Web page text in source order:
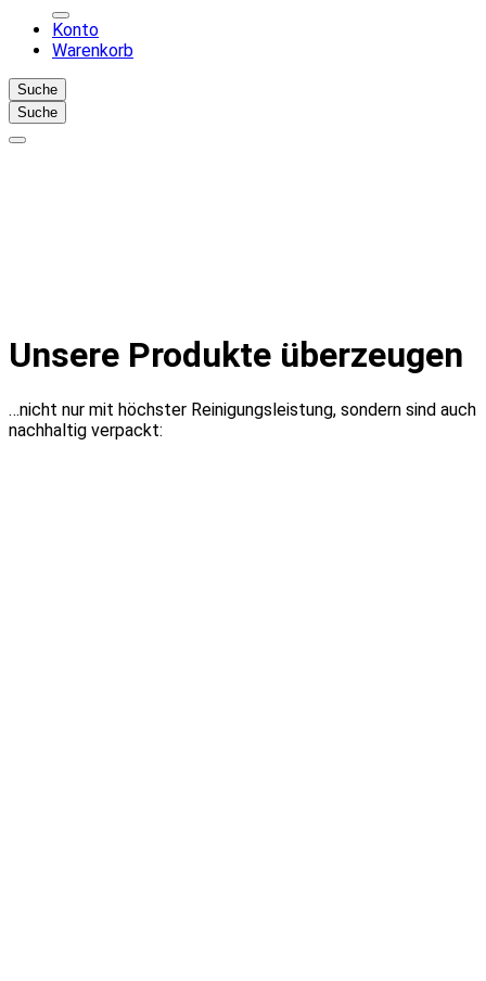
Konto
Warenkorb
Suche
Suche
Unsere Produkte überzeugen
…nicht nur mit höchster Reinigungsleistung, sondern sind auch
nachhaltig verpackt: